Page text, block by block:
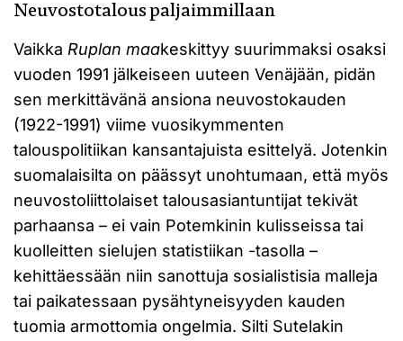
Neuvostotalous paljaimmillaan
Vaikka Ruplan maakeskittyy suurimmaksi osaksi
vuoden 1991 jälkeiseen uuteen Venäjään, pidän
sen merkittävänä ansiona neuvostokauden
(1922-1991) viime vuosikymmenten
talouspolitiikan kansantajuista esittelyä. Jotenkin
suomalaisilta on päässyt unohtumaan, että myös
neuvostoliittolaiset talousasiantuntijat tekivät
parhaansa – ei vain Potemkinin kulisseissa tai
kuolleitten sielujen statistiikan -tasolla –
kehittäessään niin sanottuja sosialistisia malleja
tai paikatessaan pysähtyneisyyden kauden
tuomia armottomia ongelmia. Silti Sutelakin